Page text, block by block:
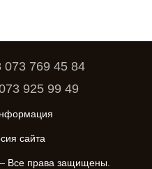
769 45 84
925 99 49
сайта
Все права защищены.